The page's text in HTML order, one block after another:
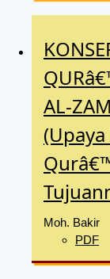
AL-
Moh. Bakir
PDF